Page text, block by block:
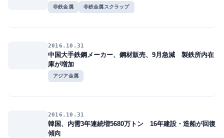
非鉄金属 非鉄金属スクラップ
2016.10.31
中国大手鉄鋼メーカー、鋼材販売、9月急減 製鉄所内在
庫が増加
アジア金属
2016.10.31
韓国、内需3年連続増5680万トン 16年建設・造船が回復
傾向